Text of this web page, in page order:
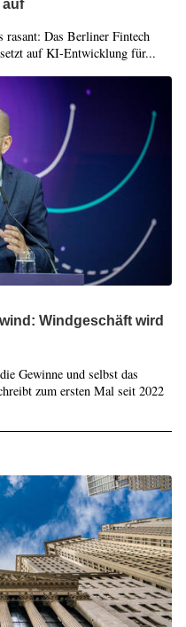
Das Berliner Fintech
auf KI-Entwicklung für...
Windgeschäft wird
Gewinne und selbst das
zum ersten Mal seit 2022